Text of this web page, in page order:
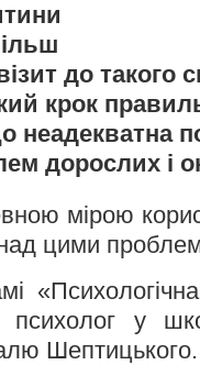
до такого
крок
неадекватна
дорослих і
мірою
цими
у
Шептицького.